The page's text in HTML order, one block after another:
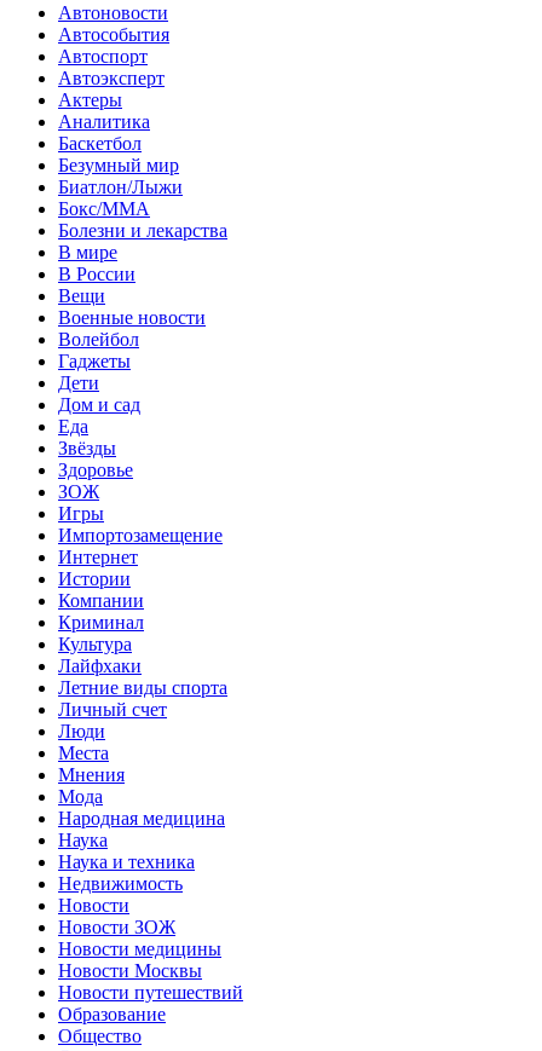
Автоновости
Автособытия
Автоспорт
Автоэксперт
Актеры
Аналитика
Баскетбол
Безумный мир
Биатлон/Лыжи
Бокс/MMA
Болезни и лекарства
В мире
В России
Вещи
Военные новости
Волейбол
Гаджеты
Дети
Дом и сад
Еда
Звёзды
Здоровье
ЗОЖ
Игры
Импортозамещение
Интернет
Истории
Компании
Криминал
Культура
Лайфхаки
Летние виды спорта
Личный счет
Люди
Места
Мнения
Мода
Народная медицина
Наука
Наука и техника
Недвижимость
Новости
Новости ЗОЖ
Новости медицины
Новости Москвы
Новости путешествий
Образование
Общество